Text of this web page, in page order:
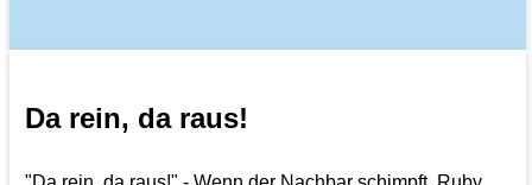
Da rein, da raus!